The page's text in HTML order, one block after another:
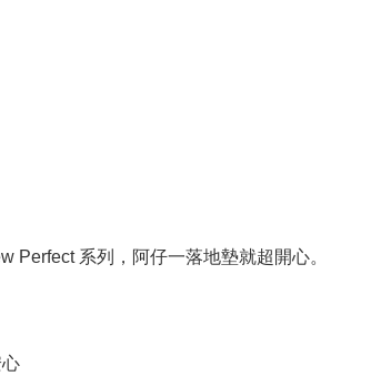
Perfect 系列，阿仔一落地墊就超開心。